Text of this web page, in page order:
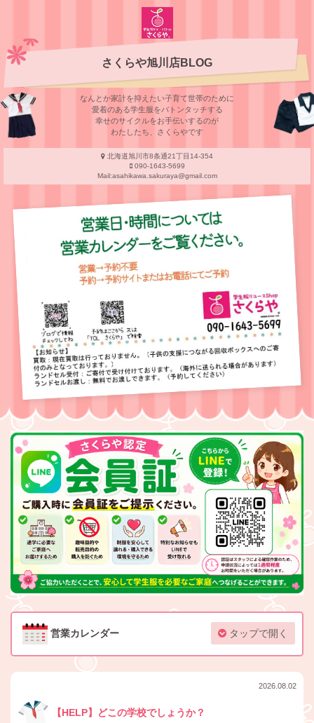
さくらや旭川店BLOG
なんとか家計を抑えたい子育て世帯のために
愛着のある学⽣服をバトンタッチする
幸せのサイクルをお⼿伝いするのが
わたしたち、さくらやです
北海道旭川市8条通21丁目14-354
090-1643-5699
Mail:asahikawa.sakuraya@gmail.com
営業カレンダー タップで開く
2026.08.02
【HELP】どこの学校でしょうか？